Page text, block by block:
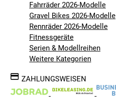
Fahrräder 2026-Modelle
Gravel Bikes 2026-Modelle
Rennräder 2026-Modelle
Fitnessgeräte
Serien & Modellreihen
Weitere Kategorien
ZAHLUNGSWEISEN